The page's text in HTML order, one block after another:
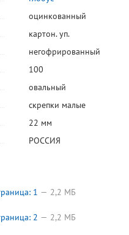
20мл,
руб. 5
Клейкая лента
канцелярская
19мм*33м,
Klebebnder,
прозрачная
26,10 руб.
При заказе от 12
штук
оцинкованный
картон. уп.
негофрированный
100
овальный
скрепки малые
22 мм
РОССИЯ
1 2,2 МБ
2 2,2 МБ